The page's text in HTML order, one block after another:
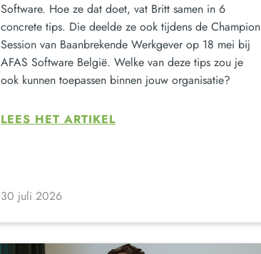
Software. Hoe ze dat doet, vat Britt samen in 6
concrete tips. Die deelde ze ook tijdens de Champion
Session van Baanbrekende Werkgever op 18 mei bij
AFAS Software België. Welke van deze tips zou je
ook kunnen toepassen binnen jouw organisatie?
LEES HET ARTIKEL
30 juli 2026